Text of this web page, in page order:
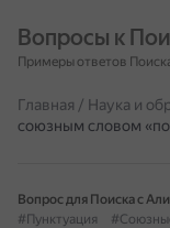
Вопросы к
Примеры ответов
Главная / Наука и
союзным словом
Вопрос для Поиска с
#Пунктуация